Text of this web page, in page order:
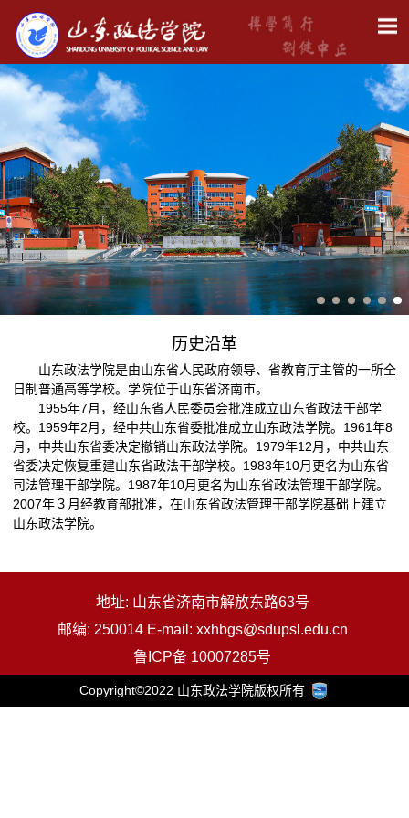
历史沿革
山东政法学院是由山东省人民政府领导、省教育厅主管的一所全
日制普通高等学校。学院位于山东省济南市。
1955年7月，经山东省人民委员会批准成立山东省政法干部学
校。1959年2月，经中共山东省委批准成立山东政法学院。1961年8
月，中共山东省委决定撤销山东政法学院。1979年12月，中共山东
省委决定恢复重建山东省政法干部学校。1983年10月更名为山东省
司法管理干部学院。1987年10月更名为山东省政法管理干部学院。
2007年３月经教育部批准，在山东省政法管理干部学院基础上建立
山东政法学院。
地址: 山东省济南市解放东路63号
邮编: 250014 E-mail: xxhbgs@sdupsl.edu.cn
鲁ICP备 10007285号
Copyright©2022 山东政法学院版权所有